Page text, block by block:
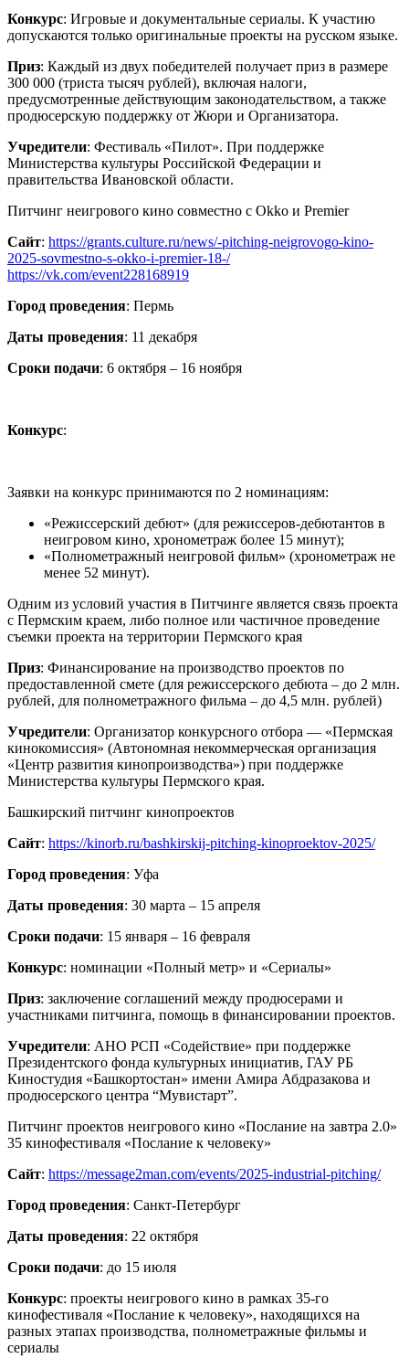
Конкурс: Игровые и документальные сериалы. К участию
допускаются только оригинальные проекты на русском языке.
Приз: Каждый из двух победителей получает приз в размере
300 000 (триста тысяч рублей), включая налоги,
предусмотренные действующим законодательством, а также
продюсерскую поддержку от Жюри и Организатора.
Учредители: Фестиваль «Пилот». При поддержке
Министерства культуры Российской Федерации и
правительства Ивановской области.
Питчинг неигрового кино совместно с Okko и Premier
Сайт: https://grants.culture.ru/news/-pitching-neigrovogo-kino-
2025-sovmestno-s-okko-i-premier-18-/
https://vk.com/event228168919
Город проведения: Пермь
Даты проведения: 11 декабря
Сроки подачи: 6 октября – 16 ноября
Конкурс:
Заявки на конкурс принимаются по 2 номинациям:
«Режиссерский дебют» (для режиссеров-дебютантов в
неигровом кино, хронометраж более 15 минут);
«Полнометражный неигровой фильм» (хронометраж не
менее 52 минут).
Одним из условий участия в Питчинге является связь проекта
с Пермским краем, либо полное или частичное проведение
съемки проекта на территории Пермского края
Приз: Финансирование на производство проектов по
предоставленной смете (для режиссерского дебюта – до 2 млн.
рублей, для полнометражного фильма – до 4,5 млн. рублей)
Учредители: Организатор конкурсного отбора — «Пермская
кинокомиссия» (Автономная некоммерческая организация
«Центр развития кинопроизводства») при поддержке
Министерства культуры Пермского края.
Башкирский питчинг кинопроектов
Сайт: https://kinorb.ru/bashkirskij-pitching-kinoproektov-2025/
Город проведения: Уфа
Даты проведения: 30 марта – 15 апреля
Сроки подачи: 15 января – 16 февраля
Конкурс: номинации «Полный метр» и «Сериалы»
Приз: заключение соглашений между продюсерами и
участниками питчинга, помощь в финансировании проектов.
Учредители: АНО РСП «Содействие» при поддержке
Президентского фонда культурных инициатив, ГАУ РБ
Киностудия «Башкортостан» имени Амира Абдразакова и
продюсерского центра “Мувистарт”.
Питчинг проектов неигрового кино «Послание на завтра 2.0»
35 кинофестиваля «Послание к человеку»
Сайт: https://message2man.com/events/2025-industrial-pitching/
Город проведения: Санкт-Петербург
Даты проведения: 22 октября
Сроки подачи: до 15 июля
Конкурс: проекты неигрового кино в рамках 35-го
кинофестиваля «Послание к человеку», находящихся на
разных этапах производства, полнометражные фильмы и
сериалы